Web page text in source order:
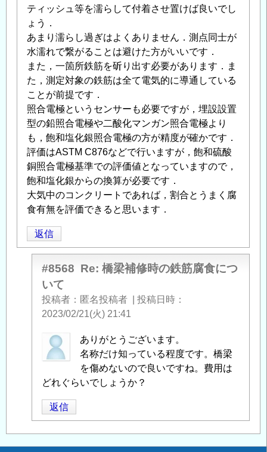
ティッシュ等を濡らして付着させ置けば良いでし
ょう．
あまり濡らし過ぎはよくありません．測点同士が
水濡れで繋がることは避けた方がいいです．
また，一箇所鉄筋を斫り出す必要があります．ま
た，測定対象の鉄筋は全て電気的に導通している
ことが前提です．
照合電極というセンサーも必要ですが，埋設設置
型の鉛照合電極や二酸化マンガン照合電極より
も，飽和塩化銀照合電極の方が精度が確かです．
評価はASTM C876などで行いますが，飽和硫酸
銅照合電極基準での評価値となっていますので，
飽和塩化銀からの換算が必要です．
大気中のコンクリートであれば，割合とうまく腐
食有無を評価できると思います．
返信
#8568 Re: 橋梁補修時の鉄筋腐食につ
いて
投稿者 匿名投稿者
投稿日時
2023/02/21(火) 21:41
匿
名
稿
に
ありがとうございます。
名称だけ知っている程度です。橋梁
を傷めないので良いですね。費用は
どれぐらいでしょうか？
返信